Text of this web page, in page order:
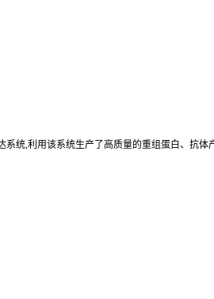
系统,利用该系统生产了高质量的重组蛋白、抗体